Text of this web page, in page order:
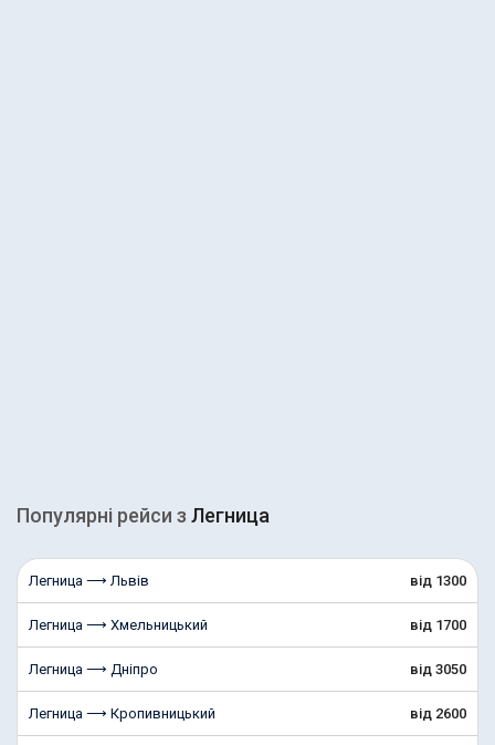
Популярні рейcи з Легница
Легница ⟶ Львів від 1300
Легница ⟶ Хмельницький від 1700
Легница ⟶ Дніпро від 3050
Легница ⟶ Кропивницький від 2600